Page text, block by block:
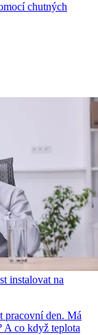
chutných
instalovat na
pracovní den. Má
A co když teplota